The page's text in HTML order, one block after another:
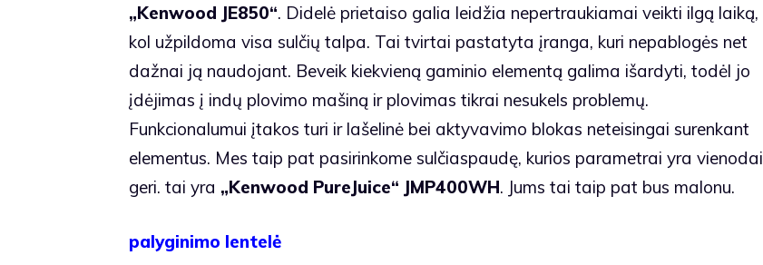
„Kenwood JE850“. Didelė prietaiso galia leidžia nepertraukiamai veikti ilgą laiką,
kol užpildoma visa sulčių talpa. Tai tvirtai pastatyta įranga, kuri nepablogės net
dažnai ją naudojant. Beveik kiekvieną gaminio elementą galima išardyti, todėl jo
įdėjimas į indų plovimo mašiną ir plovimas tikrai nesukels problemų.
Funkcionalumui įtakos turi ir lašelinė bei aktyvavimo blokas neteisingai surenkant
elementus. Mes taip pat pasirinkome sulčiaspaudę, kurios parametrai yra vienodai
geri. tai yra „Kenwood PureJuice“ JMP400WH. Jums tai taip pat bus malonu.
palyginimo lentelė